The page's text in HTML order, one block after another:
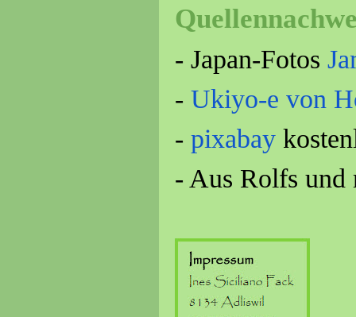
- Japan-Fotos
-Ukiyo-e von
-pixabay
- Aus Rolfs